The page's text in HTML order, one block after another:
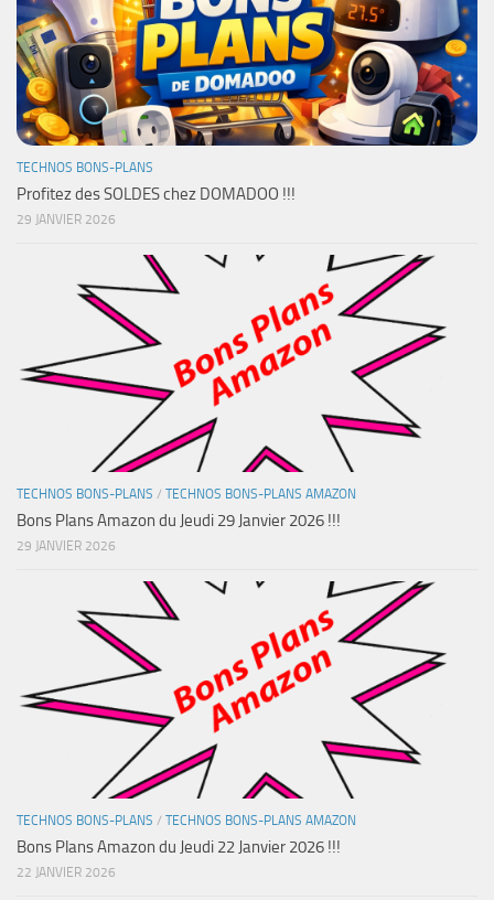
TECHNOS BONS-PLANS
Profitez des SOLDES chez DOMADOO !!!
29 JANVIER 2026
TECHNOS BONS-PLANS / TECHNOS BONS-PLANS AMAZON
Bons Plans Amazon du Jeudi 29 Janvier 2026 !!!
29 JANVIER 2026
TECHNOS BONS-PLANS / TECHNOS BONS-PLANS AMAZON
Bons Plans Amazon du Jeudi 22 Janvier 2026 !!!
22 JANVIER 2026